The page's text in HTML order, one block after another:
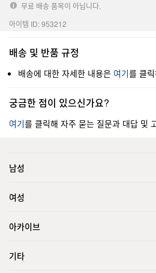
무료 배송 품목이 아닙니다.
아이템 ID: 953212
배송 및 반품 규정
배송에 대한 자세한 내용은 여기를 클
궁금한 점이 있으신가요?
여기를 클릭해 자주 묻는 질문과 대답 및
남성
여성
아카이브
기타